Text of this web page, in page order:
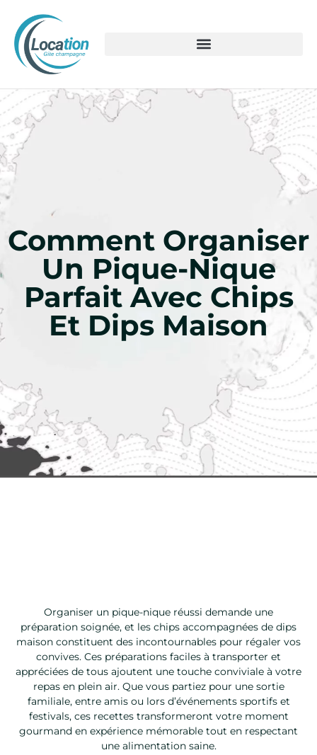
Comment Organiser
Un Pique-Nique
Parfait Avec Chips
Et Dips Maison
Organiser un pique-nique réussi demande une
préparation soignée, et les chips accompagnées de dips
maison constituent des incontournables pour régaler vos
convives. Ces préparations faciles à transporter et
appréciées de tous ajoutent une touche conviviale à votre
repas en plein air. Que vous partiez pour une sortie
familiale, entre amis ou lors d’événements sportifs et
festivals, ces recettes transformeront votre moment
gourmand en expérience mémorable tout en respectant
une alimentation saine.